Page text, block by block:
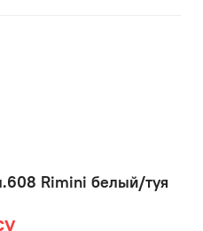
Rimini белый/туя